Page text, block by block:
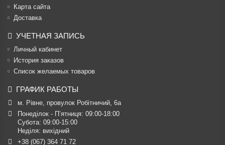
Карта сайта
Доставка
УЧЕТНАЯ ЗАПИСЬ
Личный кабинет
История заказов
Список желаемых товаров
ГРАФИК РАБОТЫ
м. Рівне, провулок Робітничий, 6а
Понеділок - П’ятниця: 09:00-18:00
Субота: 09:00-15:00
Неділя: вихідний
+38 (067) 364 71 72